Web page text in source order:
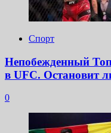
Спорт
Непобежденный
в UFC. Остановит
0